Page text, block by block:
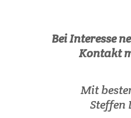
Bei Interesse
Kontakt
Mit
Steffen